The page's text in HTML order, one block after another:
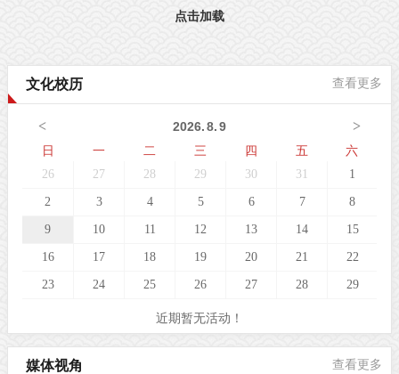
极“归壹”结构这不仅彻底打破了“单电子存储”无法实现的传统认
象如果将人工智能比作一辆高速行驶的赛车，存储芯片就是它
的“油箱”和“引擎”——既要在极短时间内供给算力所需数据（高
容量、非易失）。提升AI算力上限，必须突破传统存储器的速度
与功耗极限。去年4月，周鹏-刘春森团队于《自然》（Nat
点击加载
文化校历 查看更多
< >
2026.8.9
日
一 二 三 四 五 六
26 27 28 29 30 31 1
2 3 4 5 6 7 8
9 10 11 12 13 14 15
16 17 18 19 20 21 22
23 24 25 26 27 28 29
近期暂无活动！
媒体视角 查看更多